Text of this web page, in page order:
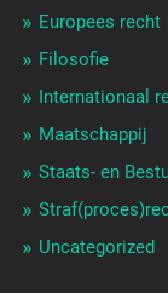
Europees recht
Filosofie
Internationaal
Maatschappij
Staats- en
Uncategorized